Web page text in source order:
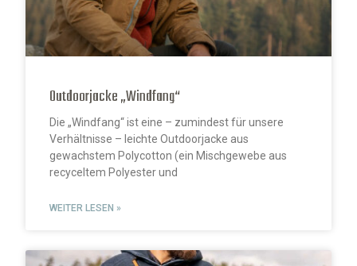
Outdoorjacke „Windfang“
Die „Windfang“ ist eine – zumindest für unsere
Verhältnisse – leichte Outdoorjacke aus
gewachstem Polycotton (ein Mischgewebe aus
recyceltem Polyester und
WEITER LESEN »